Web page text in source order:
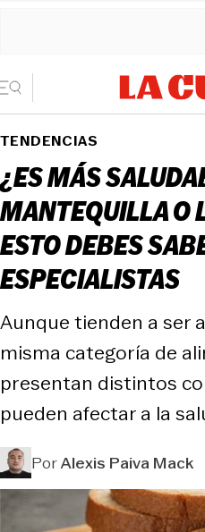
TENDENCIAS
¿ES MÁS
MANTEQUILLA O
ESTO DEBES
ESPECIALISTAS
Aunque tienden a ser
misma categoría de
presentan distintos
pueden afectar a la
PorAlexis Paiva Mack